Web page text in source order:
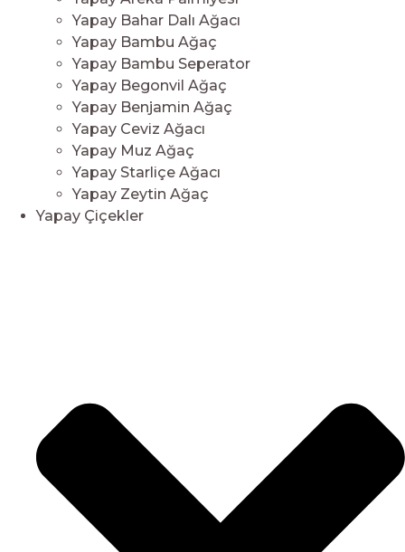
Yapay Bahar Dalı Ağacı
Yapay Bambu Ağaç
Yapay Bambu Seperator
Yapay Begonvil Ağaç
Yapay Benjamin Ağaç
Yapay Ceviz Ağacı
Yapay Muz Ağaç
Yapay Starliçe Ağacı
Yapay Zeytin Ağaç
Yapay Çiçekler